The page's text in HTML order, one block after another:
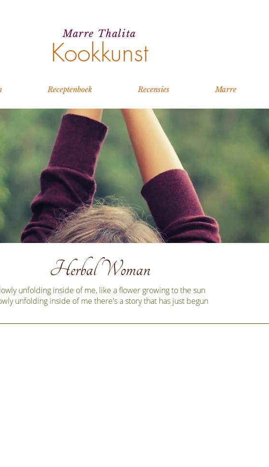
Kookkunst
Marre Thalita
Receptenboek Recensies Marre
Herbal Woman
unfolding inside of me, like a flower growing to the sun
unfolding inside of me there's a story that has just begun